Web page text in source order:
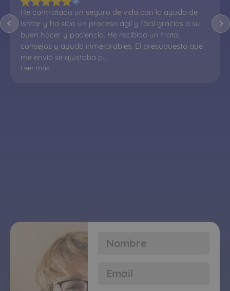
He contratado un seguro de vida con la ayuda de
Ishtar y ha sido un proceso ágil y fácil gracias a su
buen hacer y paciencia. He recibido un trato,
consejos y ayuda inmejorables. El presupuesto que
me envió se ajustaba p…
Leer más